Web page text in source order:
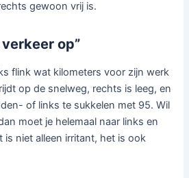
gewoon vrij is.
op”
flink wat kilometers voor zijn werk
op de snelweg, rechts is leeg, en
of links te sukkelen met 95. Wil
moet je helemaal naar links en
is niet alleen irritant, het is ook